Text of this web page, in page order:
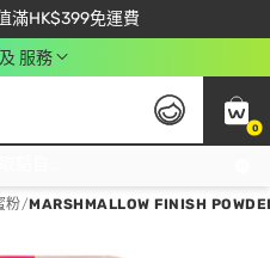
滿HK$399免運費
會員盡享獨家優惠
輸入 NEWAPP 即減$50
服務
0
粉/MARSHMALLOW FINISH